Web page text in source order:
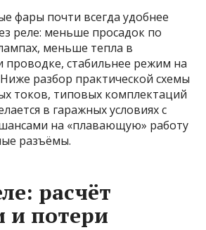
фары почти всегда удобнее
реле: меньше просадок по
меньше тепла в
проводке, стабильнее режим на
разбор практической схемы
токов, типовых комплектаций
в гаражных условиях с
на «плавающую» работу
разъёмы.
расчёт
и потери